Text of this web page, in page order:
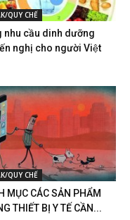
QUY CHẾ
nhu cầu dinh dưỡng
nghị cho người Việt
QUY CHẾ
MỤC CÁC SẢN PHẨM
THIẾT BỊ Y TẾ CẦN...